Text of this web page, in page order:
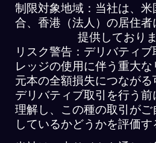
制限対象地域：当社は、
合、香港（法人）の居住
提供しておりま
リスク警告：デリバティ
レッジの使用に伴う重大
元本の全額損失につながる
デリバティブ取引を行う
理解し、この種の取引が
しているかどうかを評価す